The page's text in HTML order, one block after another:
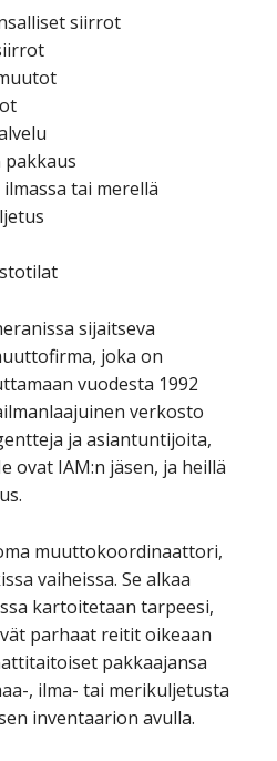
siirrot
tai merellä
sijaitseva
joka on
vuodesta 1992
verkosto
ja asiantuntijoita,
ovat IAM:n jäsen, ja heillä
muuttokoordinaattori,
vaiheissa. Se alkaa
kartoitetaan tarpeesi,
parhaat reitit oikeaan
pakkaajansa
, ilma- tai merikuljetusta
inventaarion avulla.